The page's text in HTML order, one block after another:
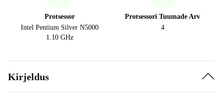
Protsessor
Intel Pentium Silver N5000
1.10 GHz
Protsessori Tuumade Arv
4
Kirjeldus